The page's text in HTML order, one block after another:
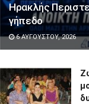
Ηρακλής
γήπεδο
6 ΑΥΓΟΎΣΤΟΥ, 2026